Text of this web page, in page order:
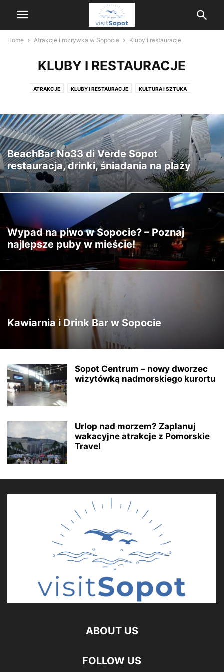
Home Atrakcje i rozrywka w Sopocie Kluby i restauracje
KLUBY I RESTAURACJE
ATRAKCJE KLUBY I RESTAURACJE KULTURA I SZTUKA
BeachBar No33 di Verde Sopot
restauracja, drinki, śniadania na plaży
Wypad na piwo w Sopocie? – Poznaj
najlepsze puby w mieście!
Kawiarnia i Drink Bar w Sopocie
Sopot Centrum – nowy dworzec
wizytówką nadmorskiego kurortu
Urlop nad morzem? Zaplanuj
wakacyjne atrakcje z Pomorskie
Travel
ABOUT US
FOLLOW US